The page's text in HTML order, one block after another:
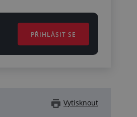
PŘIHLÁSIT SE
Vytisknout